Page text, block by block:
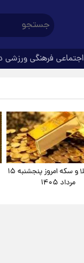
اجتماعی فرهنگیورزشی
قیمت طلا و سکه امروز پنجشنبه ۱۵
مرداد ۱۴۰۵